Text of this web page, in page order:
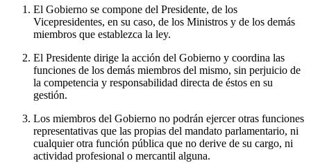
El Gobierno se compone del Presidente, de los
Vicepresidentes, en su caso, de los Ministros y de los demás
miembros que establezca la ley.
El Presidente dirige la acción del Gobierno y coordina las
funciones de los demás miembros del mismo, sin perjuicio de
la competencia y responsabilidad directa de éstos en su
gestión.
Los miembros del Gobierno no podrán ejercer otras funciones
representativas que las propias del mandato parlamentario, ni
cualquier otra función pública que no derive de su cargo, ni
actividad profesional o mercantil alguna.